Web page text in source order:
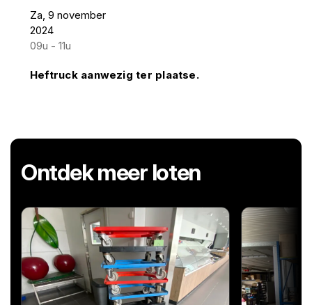
Za, 9 november
2024
09u - 11u
Heftruck aanwezig ter plaatse.
Ontdek meer loten